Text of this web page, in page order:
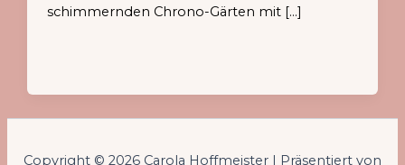
schimmernden Chrono-Gärten mit […]
Copyright © 2026 Carola Hoffmeister | Präsentiert von